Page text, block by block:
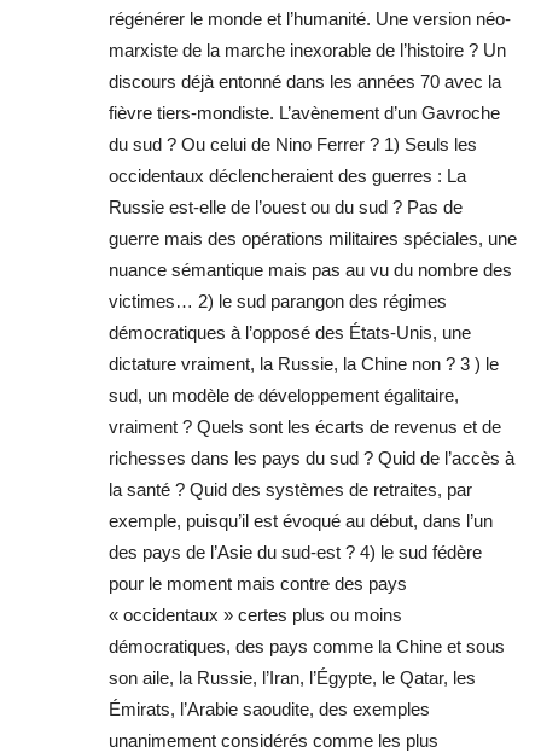
régénérer le monde et l’humanité. Une version néo-
marxiste de la marche inexorable de l’histoire ? Un
discours déjà entonné dans les années 70 avec la
fièvre tiers-mondiste. L’avènement d’un Gavroche
du sud ? Ou celui de Nino Ferrer ? 1) Seuls les
occidentaux déclencheraient des guerres : La
Russie est-elle de l’ouest ou du sud ? Pas de
guerre mais des opérations militaires spéciales, une
nuance sémantique mais pas au vu du nombre des
victimes… 2) le sud parangon des régimes
démocratiques à l’opposé des États-Unis, une
dictature vraiment, la Russie, la Chine non ? 3 ) le
sud, un modèle de développement égalitaire,
vraiment ? Quels sont les écarts de revenus et de
richesses dans les pays du sud ? Quid de l’accès à
la santé ? Quid des systèmes de retraites, par
exemple, puisqu’il est évoqué au début, dans l’un
des pays de l’Asie du sud-est ? 4) le sud fédère
pour le moment mais contre des pays
« occidentaux » certes plus ou moins
démocratiques, des pays comme la Chine et sous
son aile, la Russie, l’Iran, l’Égypte, le Qatar, les
Émirats, l’Arabie saoudite, des exemples
unanimement considérés comme les plus